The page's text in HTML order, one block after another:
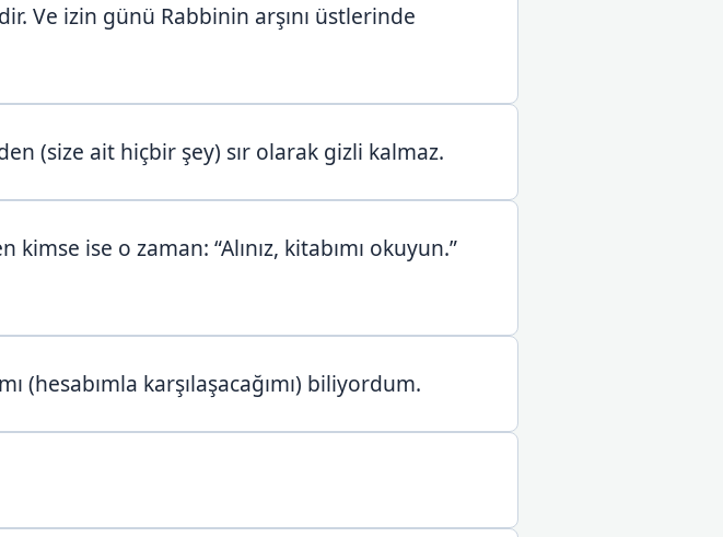
Ve izin günü Rabbinin arşını üstlerinde
(size ait hiçbir şey) sır olarak gizli kalmaz.
ise o zaman: “Alınız, kitabımı okuyun.”
(hesabımla karşılaşacağımı) biliyordum.